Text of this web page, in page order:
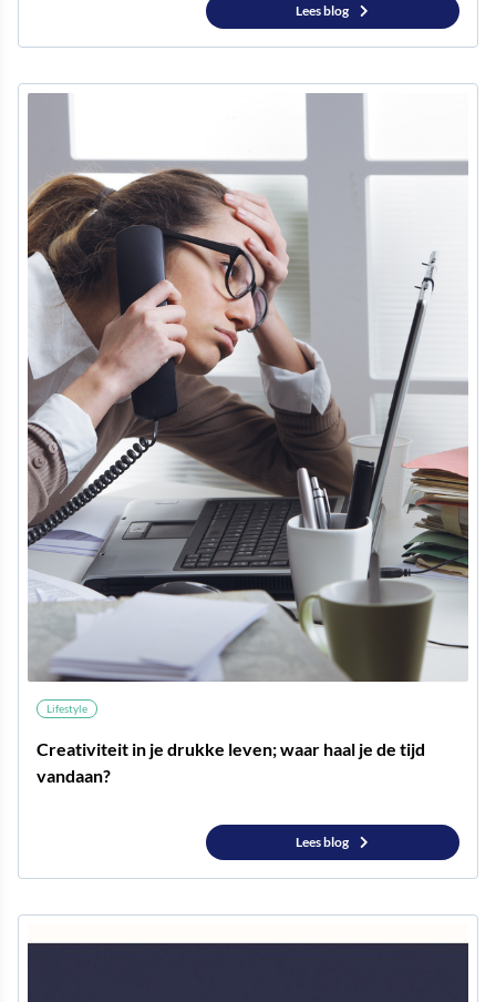
Lees blog
Lifestyle
Creativiteit in je drukke leven; waar haal je de tijd
vandaan?
Lees blog